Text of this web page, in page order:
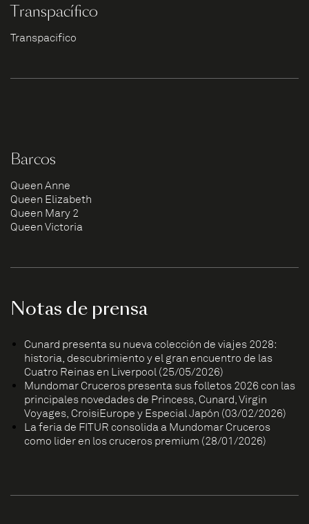
Transpacífico
Transpacífico
Barcos
Queen Anne
Queen Elizabeth
Queen Mary 2
Queen Victoria
Notas de prensa
Cunard presenta su nueva colección de viajes 2028:
historia, descubrimiento y el gran encuentro de las
Cuatro Reinas en Liverpool (25/05/2026)
Mundomar Cruceros presenta sus folletos 2026 con las
principales novedades de Princess, Cunard, Virgin
Voyages, CroisiEurope y Especial Japón (03/02/2026)
La feria de FITUR consolida a Mundomar Cruceros
como líder en los cruceros premium (28/01/2026)